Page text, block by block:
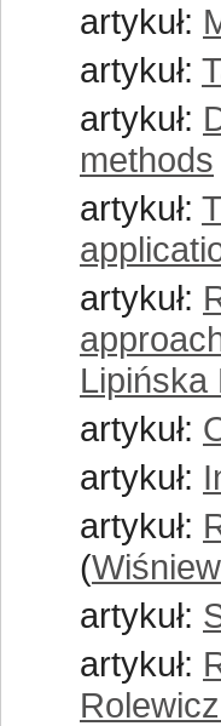
artykuł:
artykuł:
artykuł:
methods
artykuł:
artykuł:
Lipińska
artykuł:
artykuł:
artykuł:
(
artykuł:
artykuł: